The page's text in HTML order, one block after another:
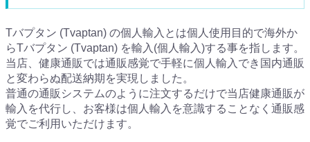
Tバプタン (Tvaptan) の個人輸入とは個人使用目的で海外か
らTバプタン (Tvaptan) を輸入(個人輸入)する事を指します。
当店、健康通販では通販感覚で手軽に個人輸入でき国内通販
と変わらぬ配送納期を実現しました。
普通の通販システムのように注文するだけで当店健康通販が
輸入を代行し、お客様は個人輸入を意識することなく通販感
覚でご利用いただけます。